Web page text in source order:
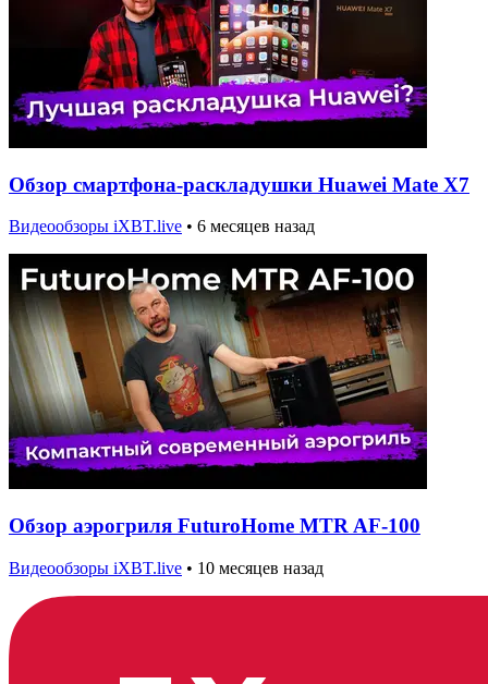
Обзор смартфона-раскладушки Huawei Mate X7
Видеообзоры iXBT.live • 6 месяцев назад
Обзор аэрогриля FuturoHome MTR AF-100
Видеообзоры iXBT.live • 10 месяцев назад